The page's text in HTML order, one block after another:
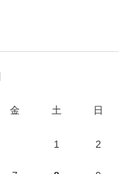
金 土 日
1 2